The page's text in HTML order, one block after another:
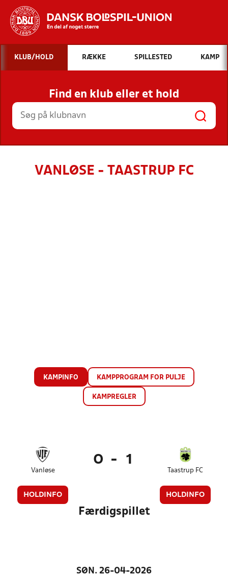
Hvad vil du søge efter?
INDHOLD OG NYHEDER
STILLINGER, RESULTATER, KLUBBER OG
HOLD
KLUB/HOLD RÆKKE SPILLESTED KAMP
Find en klub eller et hold
VANLØSE - TAASTRUP FC
KAMPINFO KAMPPROGRAM FOR PULJE
KAMPREGLER
Vanløse
HOLDINFO
0 - 1
Taastrup FC
HOLDINFO
Færdigspillet
SØN. 26-04-2026